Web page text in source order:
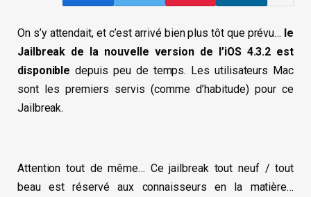
On s’y attendait, et c’est arrivé bien plus tôt que prévu… le
Jailbreak de la nouvelle version de l’iOS 4.3.2 est
disponibledepuis peu de temps. Les utilisateurs Mac
sont les premiers servis (comme d’habitude) pour ce
Jailbreak.
Attention tout de même… Ce jailbreak tout neuf / tout
beau est réservé aux connaisseurs en la matière…